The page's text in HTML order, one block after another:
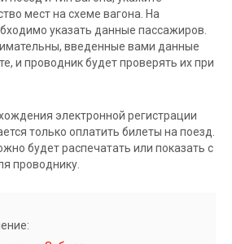
мест на схеме вагона. На
указать данные пассажиров.
введенные вами данные
и проводник будет проверять их при
электронной регистрации
только оплатить билеты на поезд.
будет распечатать или показать с
проводнику.